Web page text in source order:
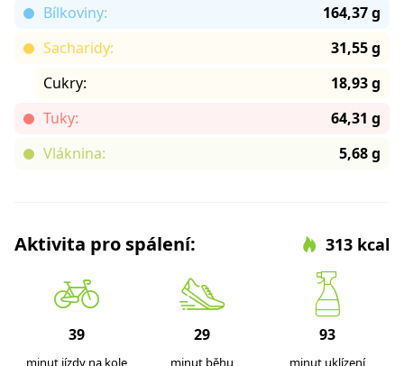
Bílkoviny:
164,37 g
Sacharidy:
31,55 g
Cukry:
18,93 g
Tuky:
64,31 g
Vláknina:
5,68 g
Aktivita pro spálení: 313 kcal
39
minut jízdy na kole
29
minut běhu
93
minut uklízení